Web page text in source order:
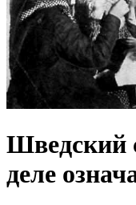
Шведский
деле